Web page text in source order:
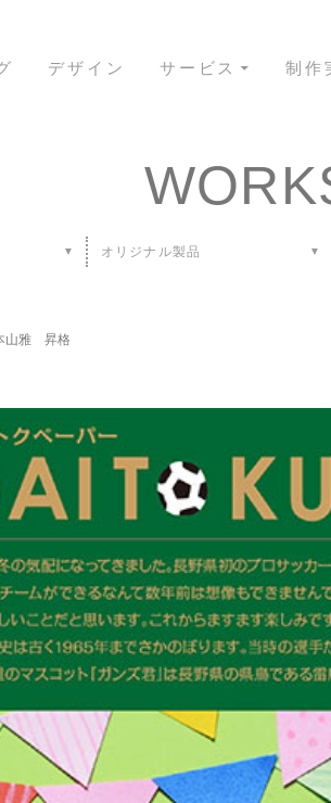
デザイン サービス 制作
▼ オリジナル製品 ▼
山雅 昇格